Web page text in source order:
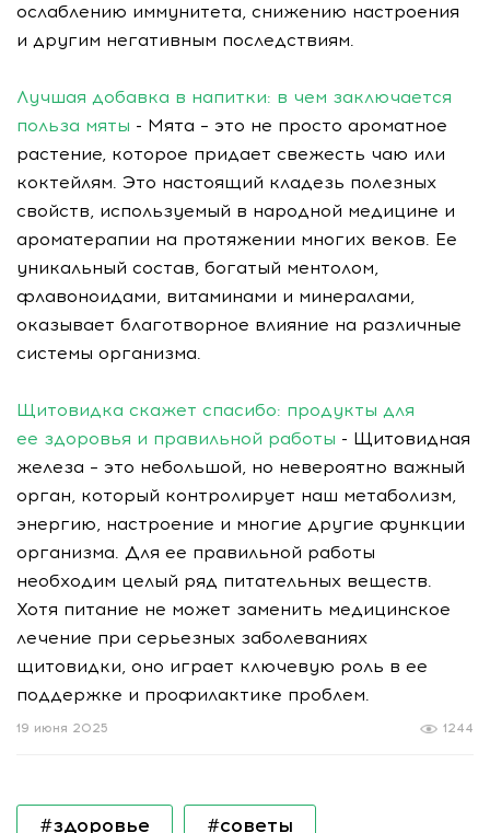
ослаблению иммунитета, снижению настроения
и другим негативным последствиям.
Лучшая добавка в напитки: в чем заключается
польза мяты - Мята – это не просто ароматное
растение, которое придает свежесть чаю или
коктейлям. Это настоящий кладезь полезных
свойств, используемый в народной медицине и
ароматерапии на протяжении многих веков. Ее
уникальный состав, богатый ментолом,
флавоноидами, витаминами и минералами,
оказывает благотворное влияние на различные
системы организма.
Щитовидка скажет спасибо: продукты для
ее здоровья и правильной работы - Щитовидная
железа – это небольшой, но невероятно важный
орган, который контролирует наш метаболизм,
энергию, настроение и многие другие функции
организма. Для ее правильной работы
необходим целый ряд питательных веществ.
Хотя питание не может заменить медицинское
лечение при серьезных заболеваниях
щитовидки, оно играет ключевую роль в ее
поддержке и профилактике проблем.
1244
19 июня 2025
#здоровье #советы